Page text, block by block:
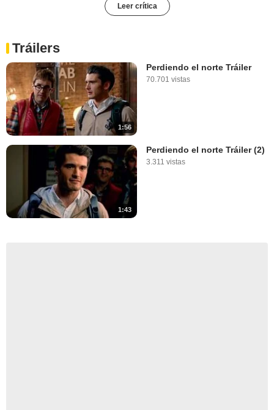
Leer crítica
Tráilers
1:56
Perdiendo el norte Tráiler
70.701 vistas
1:43
Perdiendo el norte Tráiler (2)
3.311 vistas